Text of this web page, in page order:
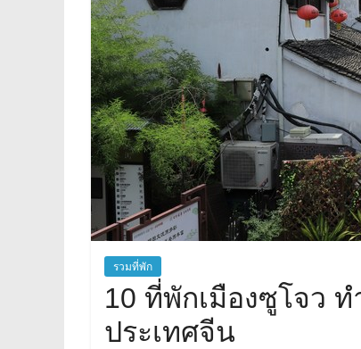
รวมที่พัก
10 ที่พักเมืองซูโจว
ประเทศจีน